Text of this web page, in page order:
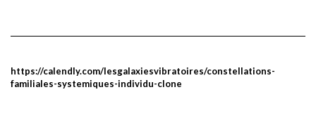
https://calendly.com/lesgalaxiesvibratoires/constellations-
familiales-systemiques-individu-clone